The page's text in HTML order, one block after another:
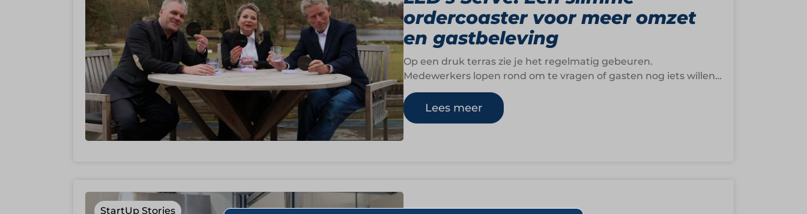
ordercoaster voor meer omzet
en gastbeleving
Op een druk terras zie je het regelmatig gebeuren.
Medewerkers lopen rond om te vragen of gasten nog iets willen…
Lees meer
StartUp Stories